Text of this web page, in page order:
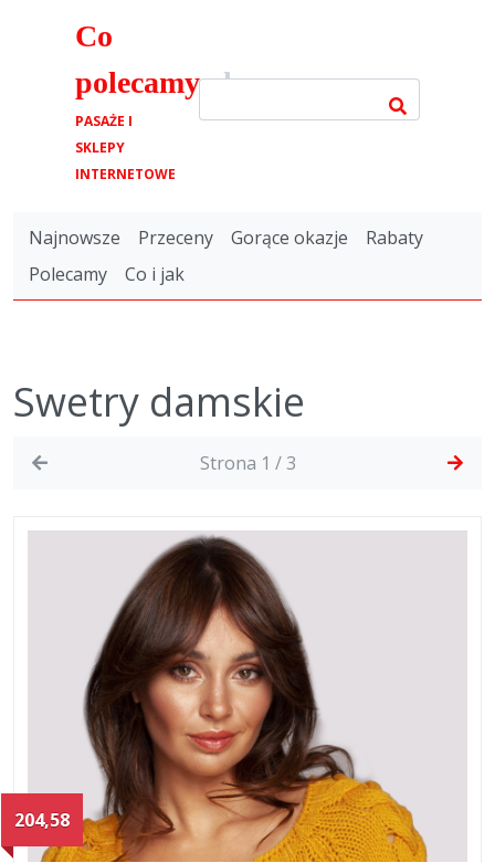
Co
polecamy.pl
PASAŻE I
SKLEPY
INTERNETOWE
Najnowsze Przeceny Gorące okazje
Rabaty
Polecamy
Co i jak
Swetry damskie
Strona 1 / 3
204,58